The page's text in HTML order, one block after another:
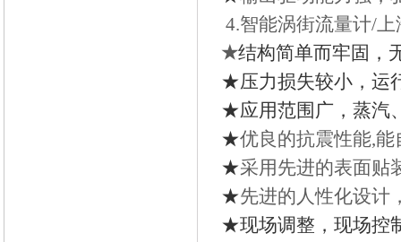
4.智能涡街流量计/
★结构简单而牢固，
★压力损失较小，运
★应用范围广，蒸汽
★优良的抗震性能,
★采用先进的表面贴
★先进的人性化设计
★现场调整，现场控